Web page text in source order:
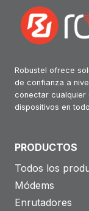
Robustel ofrece
de confianza a
conectar cualquier
dispositivos en
PRODUCTOS
Todos los
Módems
Enrutadores